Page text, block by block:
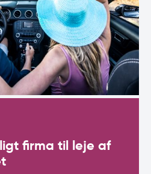
firma til leje af